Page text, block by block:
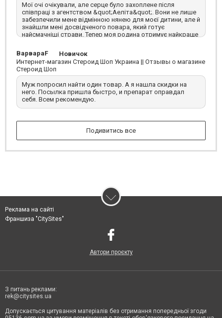
Мої очі очікували, але серце було захоплене після
співпраці з агентством &quot;Аеліта&quot;. Вони не лише
забезпечили мене відмінною нянею для моєї дитини, але й
знайшли мені досвідченого повара, який готує
найсмачніші страви. Тепер моя родина отримує найкраще
ВарвараF
Новичок
Интернет-магазин Стероид Шоп Украина || Отзывы о магазине
Стероид Шоп
Муж попросил найти один товар. А я нашла скидки на
него. Посылка пришла быстро, и препарат оправдал
себя. Всем рекомендую.
Подивитись все
Реклама на сайті
Франшиза "CitySites"
Автори проєкту
З питань реклами:
rek@citysites.ua
Допускається цитування матеріалів без отримання попередньої згоди